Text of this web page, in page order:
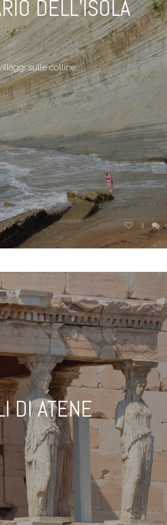
DELL’ISOLA
sulle colline,
4
DI ATENE